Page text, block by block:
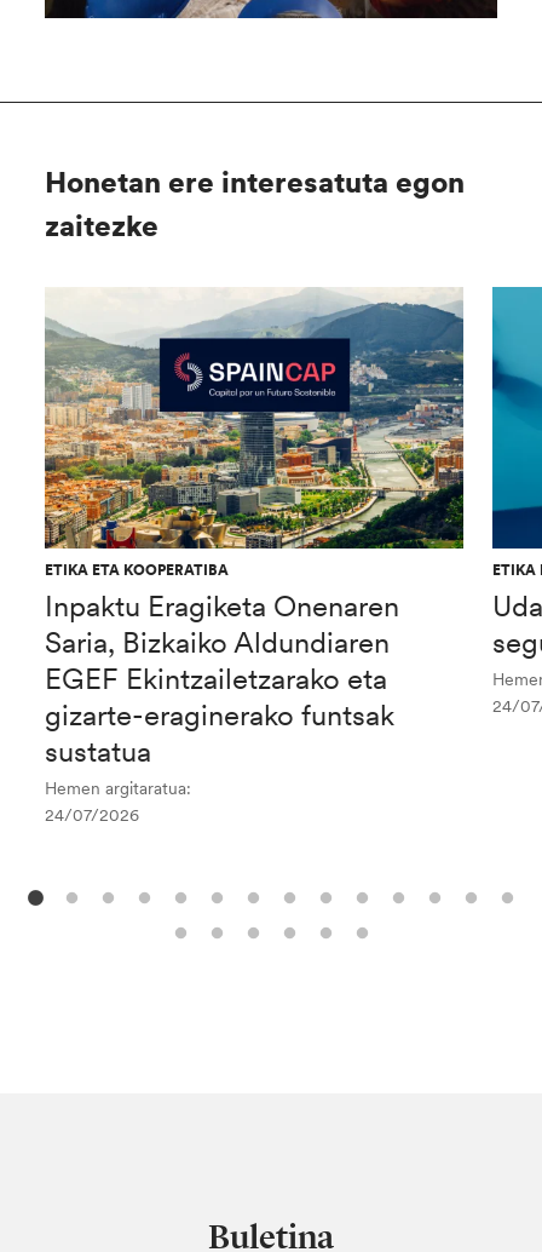
Honetan ere interesatuta egon
zaitezke
ETIKA ETA KOOPERATIBA
Inpaktu Eragiketa Onenaren
Saria, Bizkaiko Aldundiaren
EGEF Ekintzailetzarako eta
gizarte-eraginerako funtsak
sustatua
Hemen argitaratua:
24/07/2026
ETIKA
24/
Buletina